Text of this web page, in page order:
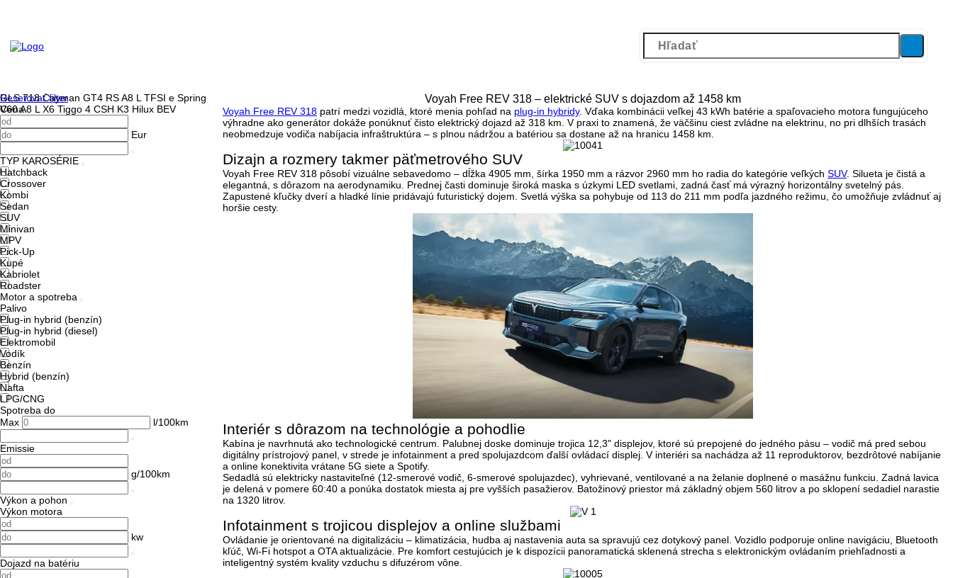
Resetovať filter
Cena
Eur
TYP KAROSÉRIE
Hatchback
Crossover
Kombi
Sedan
SUV
Minivan
MPV
Pick-Up
Kupé
Kabriolet
Roadster
Motor a spotreba
Palivo
Plug-in hybrid (benzín)
Plug-in hybrid (diesel)
Elektromobil
Vodík
Benzín
Hybrid (benzín)
Nafta
LPG/CNG
Spotreba do
Max
l/100km
Emissie
g/100km
Výkon a pohon
Výkon motora
kw
Dojazd na batériu
GLS 718 Cayman GT4 RSA8 L TFSI e Spring
V60A8 L X6 Tiggo 4 CSH K3 Hilux BEV
Voyah Free REV 318 – elektrické SUV s dojazdom až 1458 km
Voyah Free REV 318 patrí medzi vozidlá, ktoré menia pohľad na plug-in hybridy. Vďaka kombinácii veľkej 43 kWh batérie a spaľovacieho motora fungujúceho
výhradne ako generátor dokáže ponúknuť čisto elektrický dojazd až 318 km. V praxi to znamená, že väčšinu ciest zvládne na elektrinu, no pri dlhších trasách
neobmedzuje vodiča nabíjacia infraštruktúra – s plnou nádržou a batériou sa dostane až na hranicu 1458 km.
Dizajn a rozmery takmer päťmetrového SUV
Voyah Free REV 318 pôsobí vizuálne sebavedomo – dĺžka 4905 mm, šírka 1950 mm a rázvor 2960 mm ho radia do kategórie veľkých SUV. Silueta je čistá a
elegantná, s dôrazom na aerodynamiku. Prednej časti dominuje široká maska s úzkymi LED svetlami , zadná časť má výrazný horizontálny svetelný pás.
Zapustené kľučky dverí a hladké línie pridávajú futuristický dojem. Svetlá výška sa pohybuje od 113 do 211 mm podľa jazdného režimu, čo umožňuje zvládnuť aj
horšie cesty.
Interiér s dôrazom na technológie a pohodlie
Kabína je navrhnutá ako technologické centrum. Palubnej doske dominuje trojica 12,3" displejov, ktoré sú prepojené do jedného pásu – vodič má pred sebou
digitálny prístrojový panel, v strede je infotainment a pred spolujazdcom ďalší ovládací displej. V interiéri sa nachádza až 11 reproduktorov, bezdrôtové nabíjanie
a online konektivita vrátane 5G siete a Spotify.
Sedadlá sú elektricky nastaviteľné (12-smerové vodič, 6-smerové spolujazdec) , vyhrievané, ventilované a na želanie doplnené o masážnu funkciu. Zadná lavica
je delená v pomere 60:40 a ponúka dostatok miesta aj pre vyšších pasažierov. Batožinový priestor má základný objem 560 litrov a po sklopení sedadiel narastie
na 1320 litrov.
Infotainment s trojicou displejov a online službami
Ovládanie je orientované na digitalizáciu – klimatizácia, hudba aj nastavenia auta sa spravujú cez dotykový panel. Vozidlo podporuje online navigáciu, Bluetooth
kľúč, Wi-Fi hotspot a OTA aktualizácie. Pre komfort cestujúcich je k dispozícii panoramatická sklenená strecha s elektronickým ovládaním priehľadnosti a
inteligentný systém kvality vzduchu s difuzérom vône.